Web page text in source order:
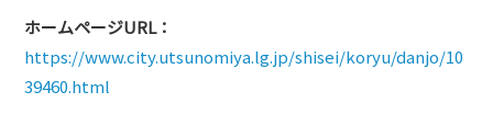
ホームページURL：
https://www.city.utsunomiya.lg.jp/shisei/koryu/danjo/10
39460.html